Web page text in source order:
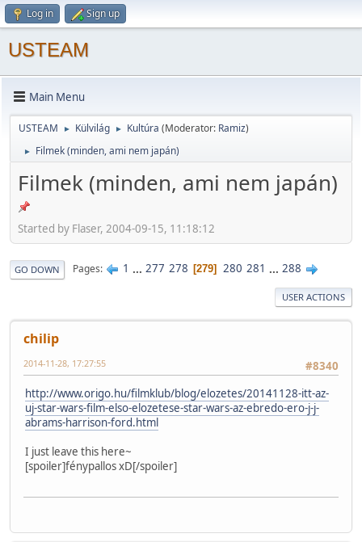
Log in Sign up
USTEAM
Main Menu
USTEAM ► Külvilág ► Kultúra (Moderator: Ramiz)
► Filmek (minden, ami nem japán)
Filmek (minden, ami nem japán)
Started by Flaser, 2004-09-15, 11:18:12
GO DOWN Pages 1 ... 277 278 279 280 281 ... 288
USER ACTIONS
chilip
#8340
2014-11-28, 17:27:55
http://www.origo.hu/filmklub/blog/elozetes/20141128-itt-az-
uj-star-wars-film-elso-elozetese-star-wars-az-ebredo-ero-j-j-
abrams-harrison-ford.html
I just leave this here~
[spoiler]fénypallos xD[/spoiler]